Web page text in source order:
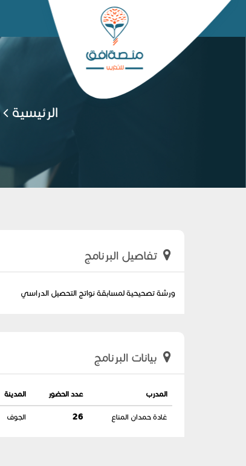
الرئيسية
تفاصيل البرنامج
ورشة تصحيحية لمسابقة نواتج التحصيل الدراسي
بيانات البرنامج
المدرب عدد الحضور المدينة
غادة حمدان المناع 26 الجوف